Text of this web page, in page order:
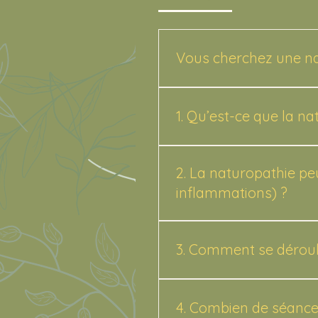
Vous cherchez une
chroniques telles que
du poids et retrouver
1. Qu’est-ce que la
fatigue, inflammations,
de vie, techniques
2. La naturopathie
inflammations) ?
poussées
phytothérapie et un
3. Comment se
votre alimentation,
4. Combien de